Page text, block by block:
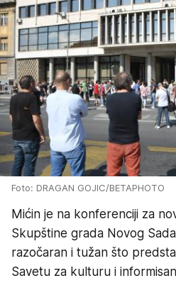
Foto: DRAGAN GOJIC/BETAPHOTO
Mićin je na konferenciji za
Skupštine grada Novog
razočaran i tužan što
Savetu za kulturu i